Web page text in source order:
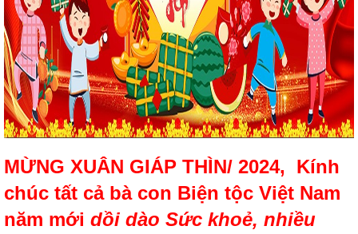
MỪNG XUÂN GIÁP THÌN/ 2024,
Kính
chúc tất cả bà con Biện tộc Việt Nam
năm mới dồi dào Sức khoẻ, nhiều